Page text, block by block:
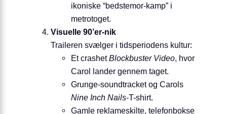
ikoniske “bedstemor-kamp” i
metrotoget.
Visuelle 90’er-nik
Traileren svælger i tidsperiodens kultur:
Et crashet Blockbuster Video , hvor
Carol lander gennem taget.
Grunge-soundtracket og Carols
Nine Inch Nails-T-shirt.
Gamle reklameskilte, telefonbokse